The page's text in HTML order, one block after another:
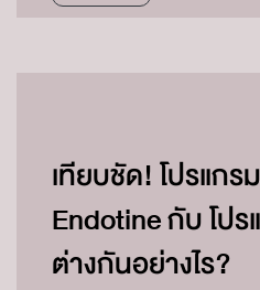
เทียบชัด! โปรแกร
Endotine กับ โป
ต่างกันอย่างไร?